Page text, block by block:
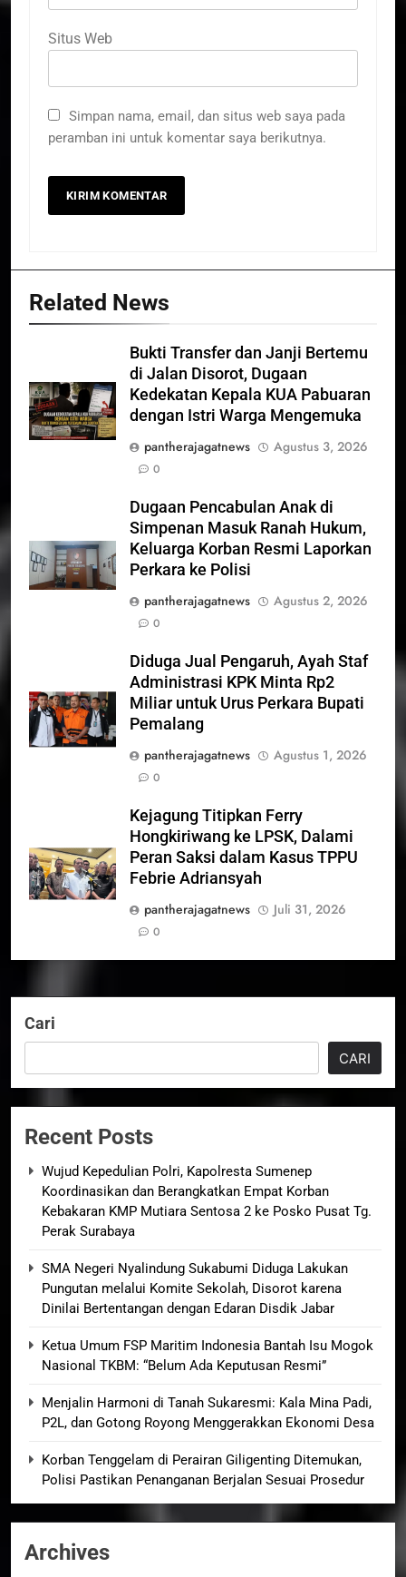
Situs Web
Simpan nama, email, dan situs web saya pada
peramban ini untuk komentar saya berikutnya.
Related News
Bukti Transfer dan Janji Bertemu
di Jalan Disorot, Dugaan
Kedekatan Kepala KUA Pabuaran
dengan Istri Warga Mengemuka
pantherajagatnews
Agustus 3, 2026
0
Dugaan Pencabulan Anak di
Simpenan Masuk Ranah Hukum,
Keluarga Korban Resmi Laporkan
Perkara ke Polisi
pantherajagatnews
Agustus 2, 2026
0
Diduga Jual Pengaruh, Ayah Staf
Administrasi KPK Minta Rp2
Miliar untuk Urus Perkara Bupati
Pemalang
pantherajagatnews
Agustus 1, 2026
0
Kejagung Titipkan Ferry
Hongkiriwang ke LPSK, Dalami
Peran Saksi dalam Kasus TPPU
Febrie Adriansyah
pantherajagatnews
Juli 31, 2026
0
Cari
CARI
Recent Posts
Wujud Kepedulian Polri, Kapolresta Sumenep
Koordinasikan dan Berangkatkan Empat Korban
Kebakaran KMP Mutiara Sentosa 2 ke Posko Pusat Tg.
Perak Surabaya
SMA Negeri Nyalindung Sukabumi Diduga Lakukan
Pungutan melalui Komite Sekolah, Disorot karena
Dinilai Bertentangan dengan Edaran Disdik Jabar
Ketua Umum FSP Maritim Indonesia Bantah Isu Mogok
Nasional TKBM: “Belum Ada Keputusan Resmi”
Menjalin Harmoni di Tanah Sukaresmi: Kala Mina Padi,
P2L, dan Gotong Royong Menggerakkan Ekonomi Desa
Korban Tenggelam di Perairan Giligenting Ditemukan,
Polisi Pastikan Penanganan Berjalan Sesuai Prosedur
Archives